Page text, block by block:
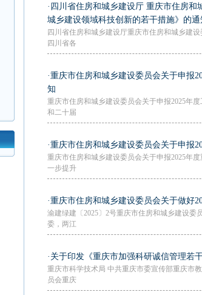
·四川省住房和城乡建设厅 重庆市住房
城乡建设领域科技创新的若干措施》的通
四川省住房和城乡建设厅重庆市住房和城乡建
四川省各
·重庆市住房和城乡建设委员会关于申报
知
重庆市住房和城乡建设委员会关于申报2025年
和二十届
·重庆市住房和城乡建设委员会关于申报
重庆市住房和城乡建设委员会关于申报2025年
一步提升
·重庆市住房和城乡建设委员会关于做好
渝建绿建〔2025〕2号重庆市住房和城乡建设委
委，两江
·关于印发《重庆市加强科研诚信管理若
重庆市科学技术局 中共重庆市委宣传部重庆市
员会重庆